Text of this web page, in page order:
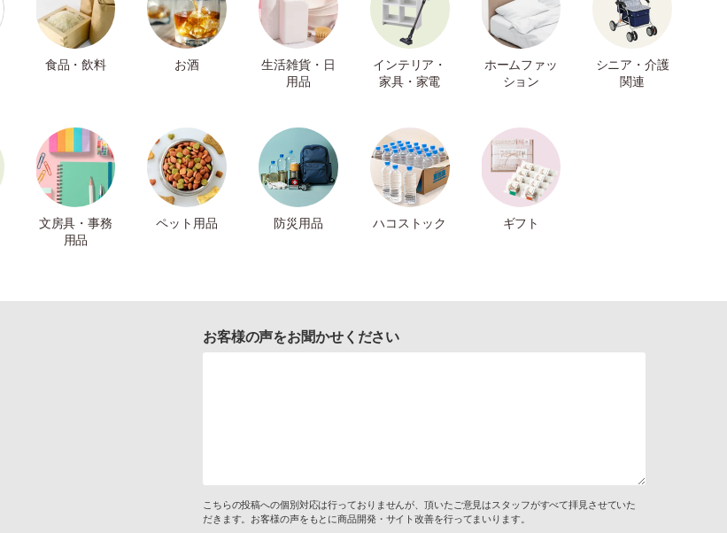
食品・飲料 お酒
生活雑貨・日
用品
インテリア・
家具・家電
ホームファッ
ション
シニア・介護
関連
文房具・事務
用品
ペット用品 防災用品 ハコストック ギフト
お客様の声をお聞かせください
こちらの投稿への個別対応は行っておりませんが、頂いたご意見はスタッフがすべて拝見させていた
だきます。お客様の声をもとに商品開発・サイト改善を行ってまいります。